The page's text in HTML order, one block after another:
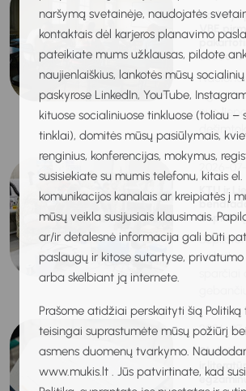
naršymą svetainėje, naudojatės
kontaktais dėl karjeros planavimo
pateikiate mums užklausas, pildote
naujienlaiškius, lankotės mūsų
paskyrose LinkedIn, YouTube,
kituose socialiniuose tinkluose (toliau –
tinklai), domitės mūsų pasiūlymais,
renginius, konferencijas, mokymus,
susisiekiate su mumis telefonu, kitais el.
komunikacijos kanalais ar kreipiatės į
mūsų veikla susijusiais klausimais.
ar/ir detalesnė informacija gali būti
paslaugų ir kitose sutartyse, privatumo
arba skelbiant ją internete.
Prašome atidžiai perskaityti šią Politiką
teisingai suprastumėte mūsų požiūrį
asmens duomenų tvarkymo.
www.mukis.lt . Jūs patvirtinate, kad
Norintys
VBE
užduotis
nuo
2026-07-
KTU ir
pakeitus
2026-
ir